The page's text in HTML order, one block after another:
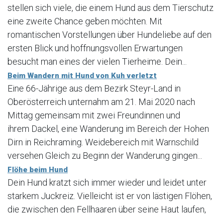
stellen sich viele, die einem Hund aus dem Tierschutz
eine zweite Chance geben möchten. Mit
romantischen Vorstellungen über Hundeliebe auf den
ersten Blick und hoffnungsvollen Erwartungen
besucht man eines der vielen Tierheime. Dein...
Beim Wandern mit Hund von Kuh verletzt
Eine 66-Jährige aus dem Bezirk Steyr-Land in
Oberösterreich unternahm am 21. Mai 2020 nach
Mittag gemeinsam mit zwei Freundinnen und
ihrem Dackel, eine Wanderung im Bereich der Hohen
Dirn in Reichraming. Weidebereich mit Warnschild
versehen Gleich zu Beginn der Wanderung gingen...
Flöhe beim Hund
Dein Hund kratzt sich immer wieder und leidet unter
starkem Juckreiz. Vielleicht ist er von lästigen Flöhen,
die zwischen den Fellhaaren über seine Haut laufen,